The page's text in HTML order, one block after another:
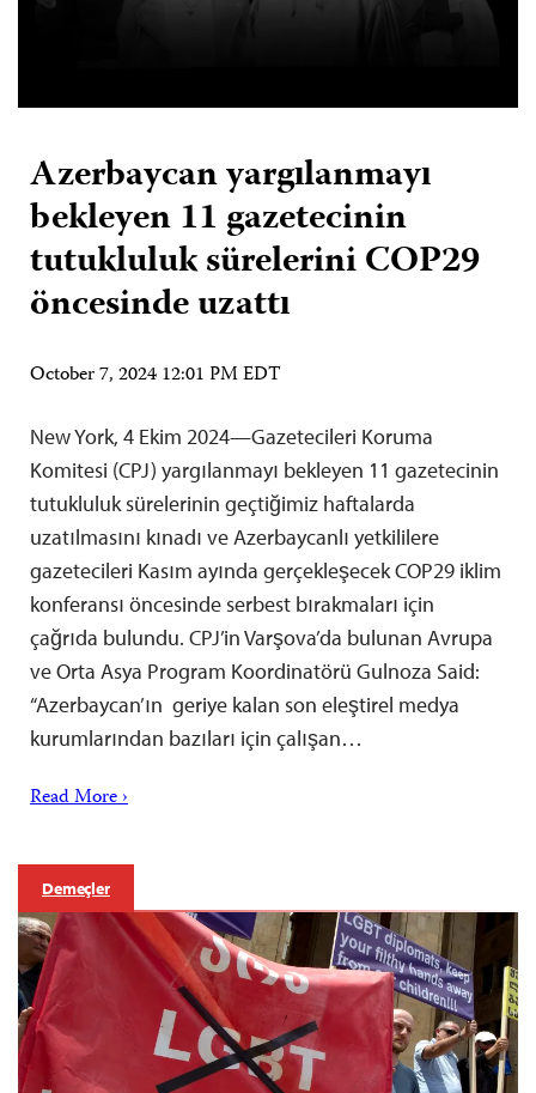
Azerbaycan yargılanmayı
bekleyen 11 gazetecinin
tutukluluk sürelerini COP29
öncesinde uzattı
October 7, 2024 12:01 PM EDT
New York, 4 Ekim 2024—Gazetecileri Koruma
Komitesi (CPJ) yargılanmayı bekleyen 11 gazetecinin
tutukluluk sürelerinin geçtiğimiz haftalarda
uzatılmasını kınadı ve Azerbaycanlı yetkililere
gazetecileri Kasım ayında gerçekleşecek COP29 iklim
konferansı öncesinde serbest bırakmaları için
çağrıda bulundu. CPJ’in Varşova’da bulunan Avrupa
ve Orta Asya Program Koordinatörü Gulnoza Said:
“Azerbaycan’ın geriye kalan son eleştirel medya
kurumlarından bazıları için çalışan…
Read More ›
Demeçler